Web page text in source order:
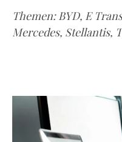
Themen: BYD, E
Mercedes, Stellantis,